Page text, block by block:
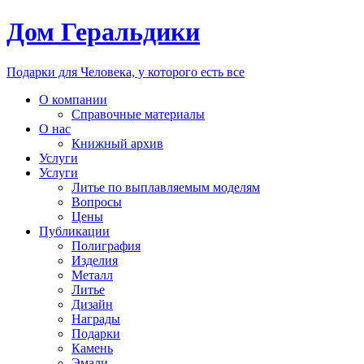
Дом Геральдики
Подарки для Человека, у которого есть все
О компании
Справочные материалы
О нас
Книжный архив
Услуги
Услуги
Литье по выплавляемым моделям
Вопросы
Цены
Публикации
Полиграфия
Изделия
Металл
Литье
Дизайн
Награды
Подарки
Камень